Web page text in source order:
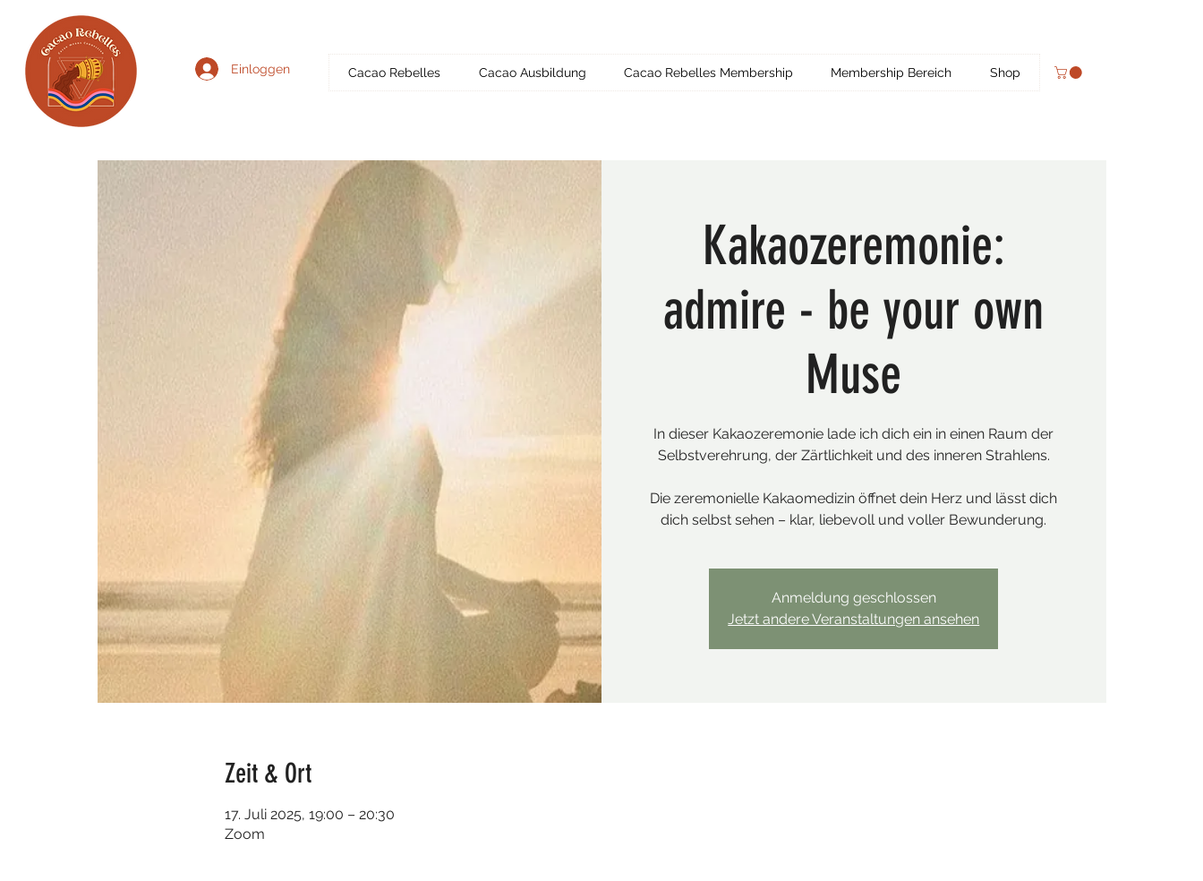
Einloggen Cacao Rebelles Cacao Ausbildung Cacao Rebelles Membership Membership Bereich Shop
Kakaozeremonie:
admire - be your own
Muse
In dieser Kakaozeremonie lade ich dich ein in einen Raum der
Selbstverehrung, der Zärtlichkeit und des inneren Strahlens.
Die zeremonielle Kakaomedizin öffnet dein Herz und lässt dich
dich selbst sehen – klar, liebevoll und voller Bewunderung.
Anmeldung geschlossen
Jetzt andere Veranstaltungen ansehen
Zeit & Ort
17. Juli 2025, 19:00 – 20:30
Zoom